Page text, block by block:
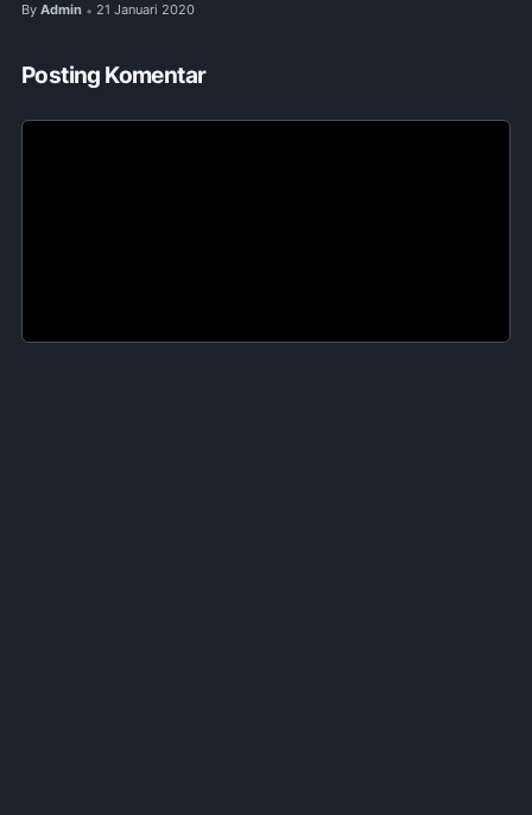
By Admin • 21 Januari 2020
Posting Komentar